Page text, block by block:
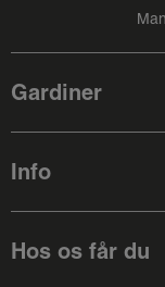
Gardiner
Info
Hos os får du